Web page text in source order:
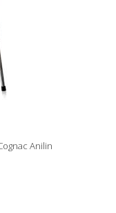
Anilin